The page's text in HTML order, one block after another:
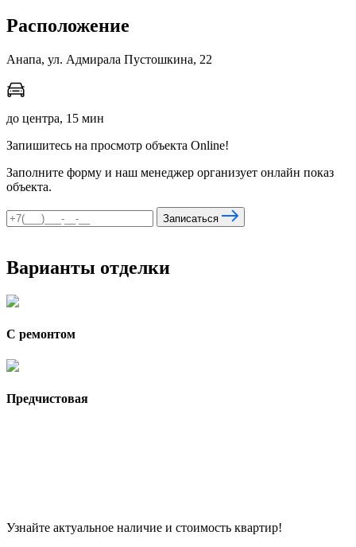
Расположение
Анапа, ул. Адмирала Пустошкина, 22
до центра, 15 мин
Запишитесь на просмотр объекта Online!
Заполните форму и наш менеджер организует онлайн показ
объекта.
Записаться
Варианты отделки
С ремонтом
Предчистовая
Узнайте актуальное наличие и стоимость квартир!